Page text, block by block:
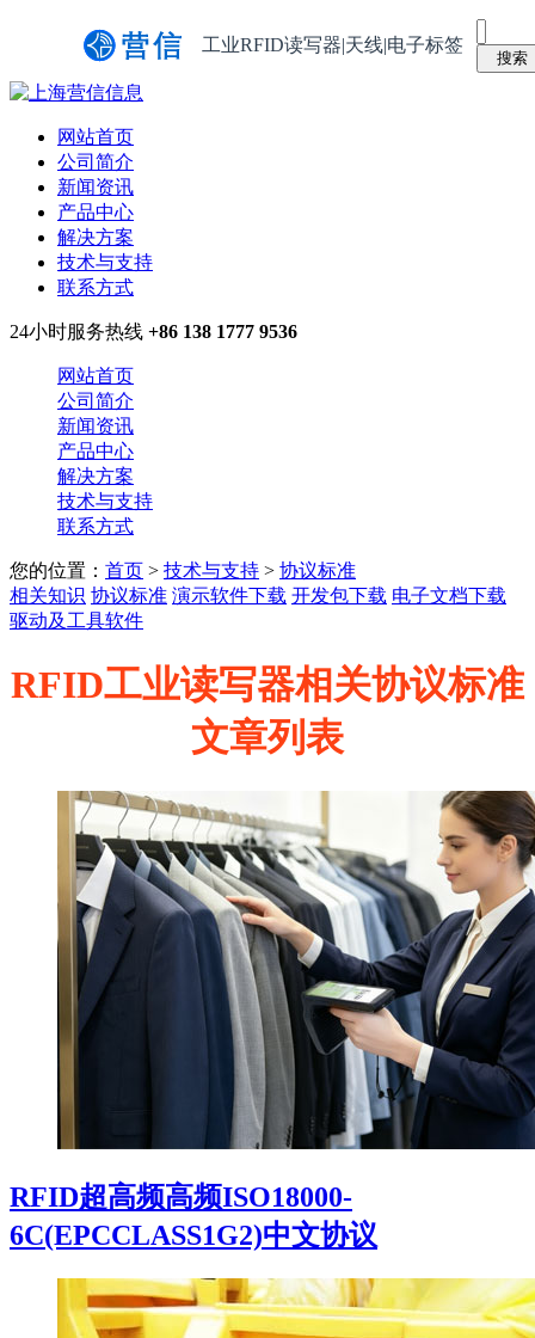
工业RFID读写器|天线|电子标签
网站首页
公司简介
新闻资讯
产品中心
解决方案
技术与支持
联系方式
24小时服务热线 +86 138 1777 9536
网站首页
公司简介
新闻资讯
产品中心
解决方案
技术与支持
联系方式
您的位置： 首页 > 技术与支持 > 协议标准
相关知识 协议标准 演示软件下载 开发包下载 电子文档下载
驱动及工具软件
RFID工业读写器相关协议标准
文章列表
RFID超高频高频ISO18000-
6C(EPCCLASS1G2)中文协议